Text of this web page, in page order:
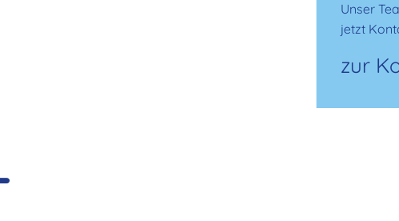
Unser
jetzt
zur